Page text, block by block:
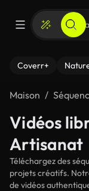
Coverr+
Maison
Vidéos
Artisanat
Téléchargez des
projets créatifs.
de vidéos